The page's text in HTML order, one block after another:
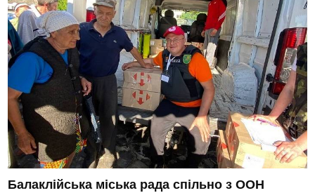
Балаклійська міська рада спільно з ООН